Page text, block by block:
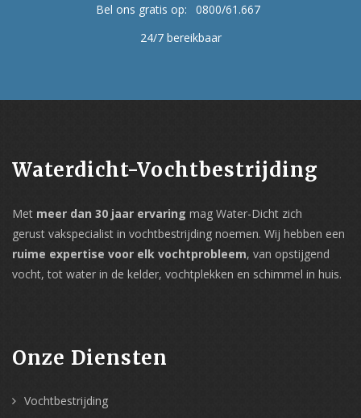
Bel ons gratis op:
0800/61.667
24/7 bereikbaar
Waterdicht-Vochtbestrijding
Met meer dan 30 jaar ervaring mag Water-Dicht zich
gerust vakspecialist in vochtbestrijding noemen. Wij hebben een
ruime expertise voor elk vochtprobleem, van opstijgend
vocht, tot water in de kelder, vochtplekken en schimmel in huis.
Onze Diensten
Vochtbestrijding